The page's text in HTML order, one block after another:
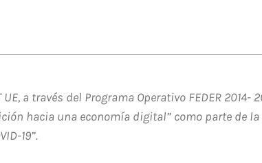
a través del Programa Operativo FEDER 2014-
hacia una economía digital” como parte de
19”.